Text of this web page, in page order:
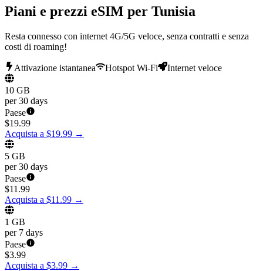
Piani e prezzi eSIM per Tunisia
Resta connesso con internet 4G/5G veloce, senza contratti e senza
costi di roaming!
Attivazione istantanea Hotspot Wi-Fi Internet veloce
10 GB
per 30 days
Paese
$19.99
Acquista a $19.99 →
5 GB
per 30 days
Paese
$11.99
Acquista a $11.99 →
1 GB
per 7 days
Paese
$3.99
Acquista a $3.99 →